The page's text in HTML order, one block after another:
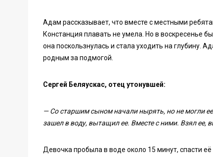
Адам рассказывает, что вместе с местными
Констанция плавать не умела. Но в воскресенье
она поскользнулась и стала уходить на глубину.
родным за подмогой.
Сергей Беляускас, отец утонувшей:
— Со старшим сыном начали нырять, но не могли
зашел в воду, вытащил ее. Вместе с ними. Взял ее,
Девочка пробыла в воде около 15 минут, спасти